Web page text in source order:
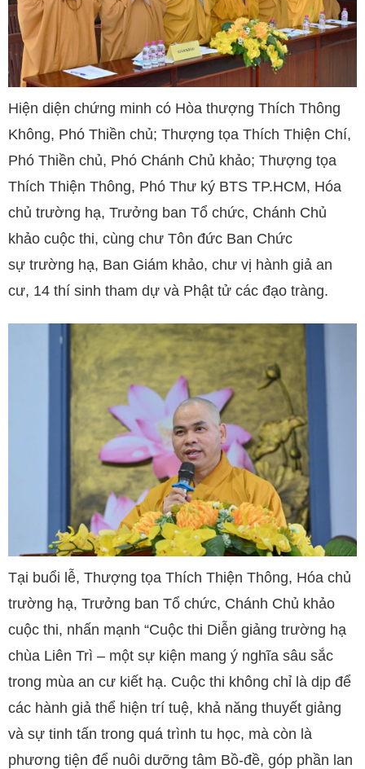
Hiện diện chứng minh có Hòa thượng Thích Thông
Không, Phó Thiền chủ; Thượng tọa Thích Thiện Chí,
Phó Thiền chủ, Phó Chánh Chủ khảo; Thượng tọa
Thích Thiện Thông, Phó Thư ký BTS TP.HCM, Hóa
chủ trường hạ, Trưởng ban Tổ chức, Chánh Chủ
khảo cuộc thi, cùng chư Tôn đức Ban Chức
sự trường hạ, Ban Giám khảo, chư vị hành giả an
cư, 14 thí sinh tham dự và Phật tử các đạo tràng.
Tại buổi lễ, Thượng tọa Thích Thiện Thông, Hóa chủ
trường hạ, Trưởng ban Tổ chức, Chánh Chủ khảo
cuộc thi, nhấn mạnh “Cuộc thi Diễn giảng trường hạ
chùa Liên Trì – một sự kiện mang ý nghĩa sâu sắc
trong mùa an cư kiết hạ. Cuộc thi không chỉ là dịp để
các hành giả thể hiện trí tuệ, khả năng thuyết giảng
và sự tinh tấn trong quá trình tu học, mà còn là
phương tiện để nuôi dưỡng tâm Bồ-đề, góp phần lan